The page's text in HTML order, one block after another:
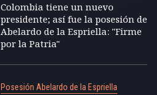
Colombia tiene un nuevo
presidente; así fue la posesión de
Abelardo de la Espriella: "Firme
por la Patria"
Posesión Abelardo de la Espriella